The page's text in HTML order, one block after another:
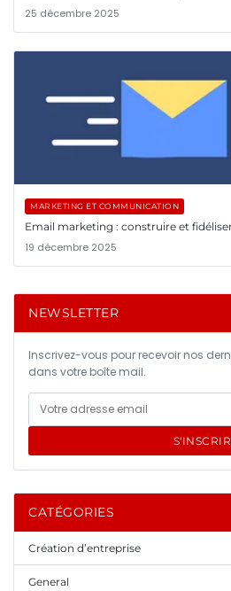
25 décembre 2025
MARKETING ET COMMUNICATION
Email marketing : construire et
19 décembre 2025
NEWSLETTER
Inscrivez-vous pour recevoir nos
dans votre boîte mail.
CATÉGORIES
Création d’entreprise
General